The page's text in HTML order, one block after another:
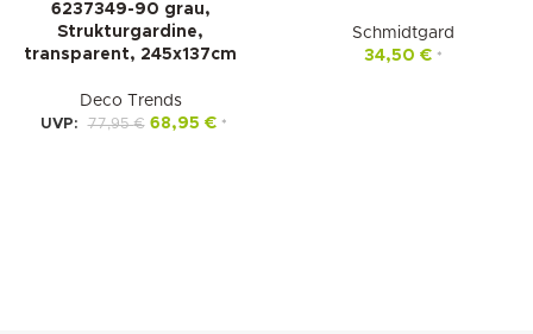
6237349-90 grau,
Strukturgardine,
transparent, 245x137cm
Deco Trends
UVP: 77,95€ 68,95 € *
Schmidtgard
34,50 € *